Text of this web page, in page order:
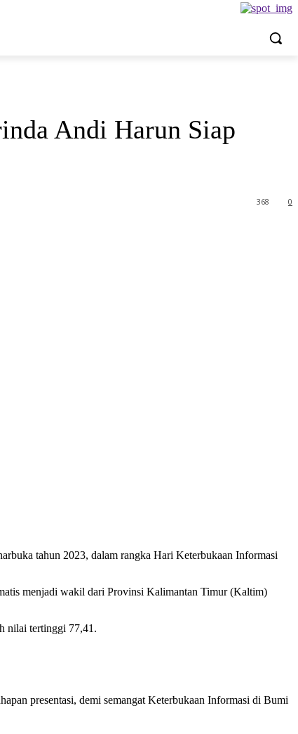
Andi Harun Siap
0
368
tahun 2023, dalam rangka Hari Keterbukaan Informasi
menjadi wakil dari Provinsi Kalimantan Timur (Kaltim)
nilai tertinggi 77,41.
presentasi, demi semangat Keterbukaan Informasi di Bumi